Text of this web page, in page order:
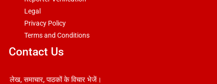
Legal
Privacy Policy
Terms and Conditions
Contact Us
लेख, समाचार, पाठकों के विचार भेजें।